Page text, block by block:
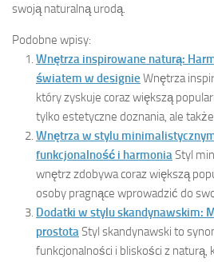
swoją naturalną urodą.
Podobne wpisy:
Wnętrza inspirowane naturą:
światem w designie Wnętrza
który zyskuje coraz większą
tylko estetyczne doznania, ale
Wnętrza w stylu
funkcjonalność i harmoniaStyl
wnętrz zdobywa coraz większą
osoby pragnące wprowadzić do
Dodatki w stylu skandynawskim:
prostotaStyl skandynawski to
funkcjonalności i bliskości z naturą,